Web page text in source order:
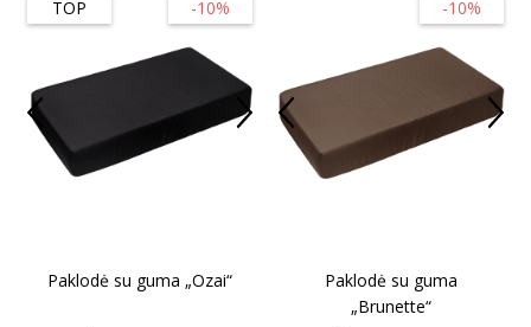
-10%
TOP
Paklodė su guma „Ozai“
-10%
Paklodė su guma
„Brunette“